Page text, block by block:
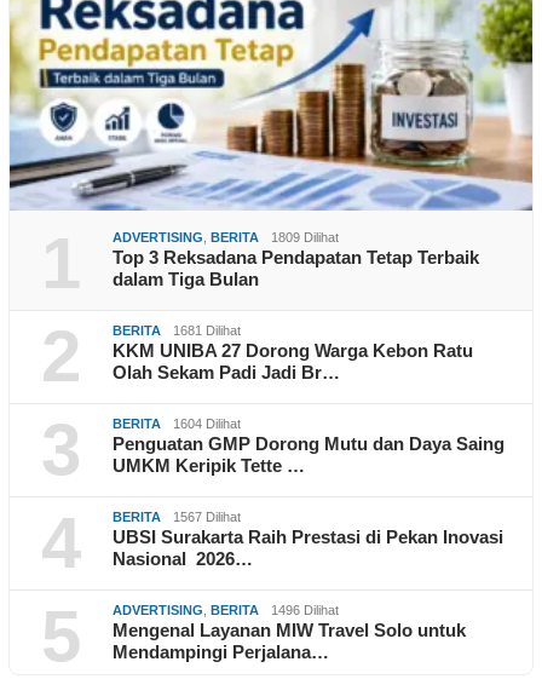
1 ADVERTISING BERITA 1809 Dilihat
Top 3 Reksadana Pendapatan Tetap Terbaik
dalam Tiga Bulan
2 BERITA 1681 Dilihat
KKM UNIBA 27 Dorong Warga Kebon Ratu
Olah Sekam Padi Jadi Br…
3 BERITA 1604 Dilihat
Penguatan GMP Dorong Mutu dan Daya Saing
UMKM Keripik Tette …
4 BERITA 1567 Dilihat
UBSI Surakarta Raih Prestasi di Pekan Inovasi
Nasional 2026…
5 ADVERTISING BERITA 1496 Dilihat
Mengenal Layanan MIW Travel Solo untuk
Mendampingi Perjalana…